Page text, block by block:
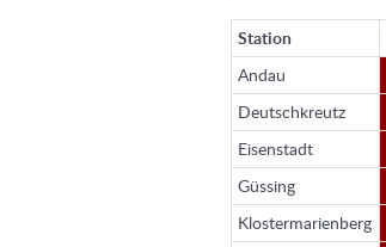
Station
Andau
Deutschkreutz
Eisenstadt
Güssing
Klostermarienberg